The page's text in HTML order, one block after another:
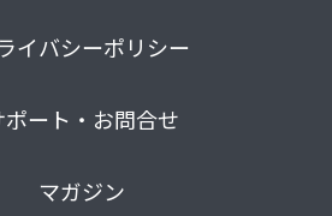
イバシーポリシー
ポート・お問合せ
マガジン